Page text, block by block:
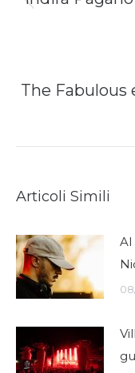
The Fabulous
Articoli Simili
Al